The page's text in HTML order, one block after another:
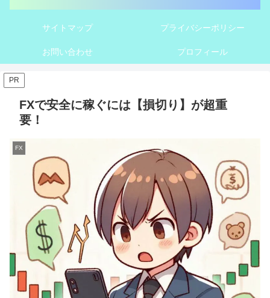
サイトマップ プライバシーポリシー
お問い合わせ プロフィール
PR
FXで安全に稼ぐには【損切り】が超重
要！
FX